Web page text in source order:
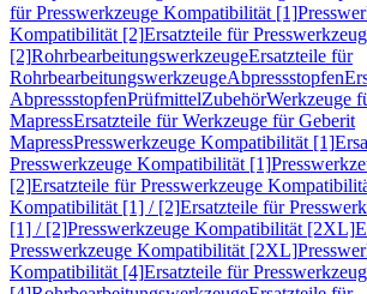
für Presswerkzeuge Kompatibilität [1]
Kompatibilität [2]Ersatzteile für
[2]RohrbearbeitungswerkzeugeErsatzteile für
RohrbearbeitungswerkzeugeAbpressstopfen
AbpressstopfenPrüfmittelZubehörWerkzeuge
MapressErsatzteile für Werkzeuge für Geberit
MapressPresswerkzeuge Kompatibilität [1]
Presswerkzeuge Kompatibilität [1]
[2]Ersatzteile für Presswerkzeuge
Kompatibilität [1] / [2]Ersatzteile für
[1] / [2]Presswerkzeuge Kompatibilität [2XL]
Presswerkzeuge Kompatibilität [2XL]
Kompatibilität [4]Ersatzteile für